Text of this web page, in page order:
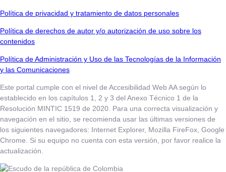
​​​​​Política de privacidad y tratamiento de datos personales
Política de derechos de autor y/o autorización de uso sobre los
contenidos
Política de Administración y Uso de las Tecnologías de la Información
y las Comunicaciones
Este portal cumple con el nivel de Accesibilidad Web AA según lo
establecido en los capítulos 1, 2 y 3 del Anexo Técnico 1 de la
Resolución MINTIC 1519 de 2020. Para una correcta visualización y
navegación en el sitio, se recomienda usar las últimas versiones de
los siguientes navegadores: Internet Explorer, Mozilla FireFox, Google
Chrome. Si su equipo no cuenta con esta versión, por favor realice la
actualización.